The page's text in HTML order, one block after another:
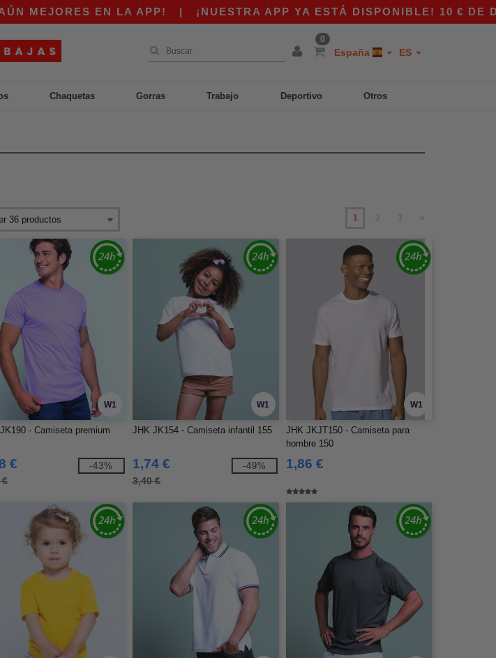
EN LA APP! |¡NUESTRA APP YA ESTÁ DISPONIBLE! 10 € DE
0
España ES
Chaquetas Gorras Trabajo Deportivo Otros
1
W1
- Camiseta premium
€
€
-43%
W1
JHK JK154 - Camiseta infantil 155
1,74 €
3,40 €
-49%
W1
JHK JKJT150 - Camiseta para
hombre 150
1,86 €